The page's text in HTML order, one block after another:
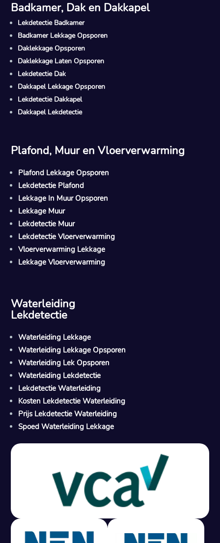
M
Gratis offerte in 24 uur
Geen lekkage? Geen betaling.
Badkamer, Dak en Dakkapel
Lekdetectie Badkamer
Badkamer Lekkage Opsporen
Daklekkage Opsporen
Daklekkage Laten Opsporen
Lekdetectie Dak
Dakkapel Lekkage Opsporen
Lekdetectie Dakkapel
Dakkapel Lekdetectie
Plafond, Muur en Vloerverwarming
Plafond Lekkage Opsporen
Lekdetectie Plafond
Lekkage In Muur Opsporen
Lekkage Muur
Lekdetectie Muur
Lekdetectie Vloerverwarming
Vloerverwarming Lekkage
Lekkage Vloerverwarming
Waterleiding
Lekdetectie
Waterleiding Lekkage
Waterleiding Lekkage Opsporen
Waterleiding Lek Opsporen
Waterleiding Lekdetectie
Lekdetectie Waterleiding
Kosten Lekdetectie Waterleiding
Prijs Lekdetectie Waterleiding
Spoed Waterleiding Lekkage